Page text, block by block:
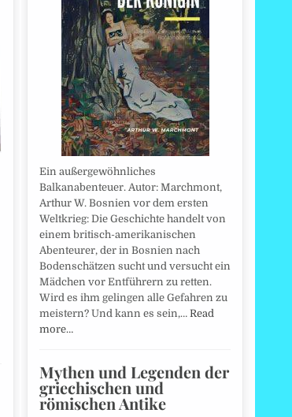
Ein außergewöhnliches
Balkanabenteuer. Autor: Marchmont,
Arthur W. Bosnien vor dem ersten
Weltkrieg: Die Geschichte handelt von
einem britisch-amerikanischen
Abenteurer, der in Bosnien nach
Bodenschätzen sucht und versucht ein
Mädchen vor Entführern zu retten.
Wird es ihm gelingen alle Gefahren zu
meistern? Und kann es sein,… Read
more…
Mythen und Legenden der
griechischen und
römischen Antike